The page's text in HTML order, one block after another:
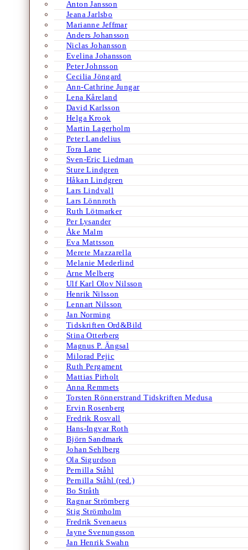
Anton Jansson
Jeana Jarlsbo
Marianne Jeffmar
Anders Johansson
Niclas Johansson
Evelina Johansson
Peter Johnsson
Cecilia Jöngard
Ann-Cathrine Jungar
Lena Kåreland
David Karlsson
Helga Krook
Martin Lagerholm
Peter Landelius
Tora Lane
Sven-Eric Liedman
Sture Lindgren
Håkan Lindgren
Lars Lindvall
Lars Lönnroth
Ruth Lötmarker
Per Lysander
Åke Malm
Eva Mattsson
Merete Mazzarella
Melanie Mederlind
Arne Melberg
Ulf Karl Olov Nilsson
Henrik Nilsson
Lennart Nilsson
Jan Norming
Tidskriften Ord&Bild
Stina Otterberg
Magnus P. Ängsal
Milorad Pejic
Ruth Pergament
Mattias Pirholt
Anna Remmets
Torsten Rönnerstrand Tidskriften Medusa
Ervin Rosenberg
Fredrik Rosvall
Hans-Ingvar Roth
Björn Sandmark
Johan Sehlberg
Ola Sigurdson
Pernilla Ståhl
Pernilla Ståhl (red.)
Bo Stråth
Ragnar Strömberg
Stig Strömholm
Fredrik Svenaeus
Jayne Svenungsson
Jan Henrik Swahn